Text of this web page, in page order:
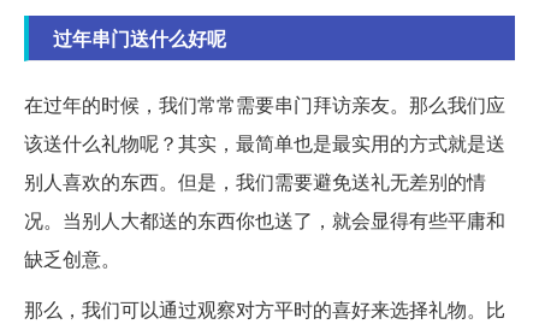
过年串门送什么好呢
在过年的时候，我们常常需要串门拜访亲友。那么我们应
该送什么礼物呢？其实，最简单也是最实用的方式就是送
别人喜欢的东西。但是，我们需要避免送礼无差别的情
况。当别人大都送的东西你也送了，就会显得有些平庸和
缺乏创意。
那么，我们可以通过观察对方平时的喜好来选择礼物。比